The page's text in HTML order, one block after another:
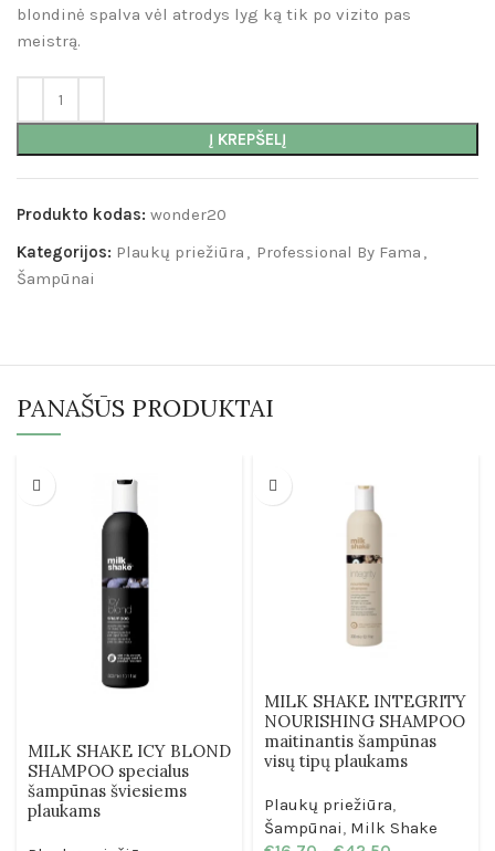
blondinė spalva vėl atrodys lyg ką tik po vizito pas
meistrą.
Į KREPŠELĮ
Produkto kodas: wonder20
Kategorijos: Plaukų priežiūra , Professional By Fama ,
Šampūnai
PANAŠŪS PRODUKTAI
MILK SHAKE ICY BLOND
SHAMPOO specialus
šampūnas šviesiems
plaukams
MILK SHAKE INTEGRITY
NOURISHING SHAMPOO
maitinantis šampūnas
visų tipų plaukams
Plaukų priežiūra,
Šampūnai, Milk Shake